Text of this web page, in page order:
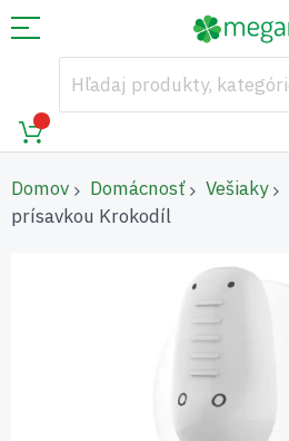
Domov Domácnosť Vešiaky
prísavkou Krokodíl